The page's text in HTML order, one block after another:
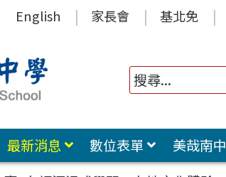
English 家長會 基北免
最新消息 數位表單 美哉南中